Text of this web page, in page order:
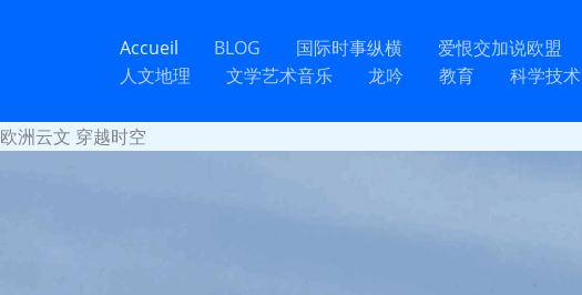
Accueil BLOG 国际时事纵横 爱恨交加说欧盟
人文地理
文学艺术音乐 龙吟 教育 科学技术
欧洲云文 穿越时空